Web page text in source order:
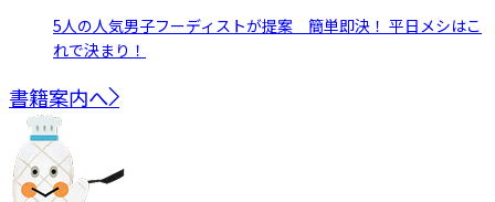
5人の人気男子フーディストが提案 簡単即決！ 平日メシはこ
れで決まり！
書籍案内へ